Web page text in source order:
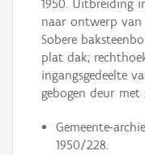
1950. Uitbreiding
naar ontwerp van
Sobere
plat dak;
ingangsgedeelte
gebogen deur met
Gemeente-
1950/228.